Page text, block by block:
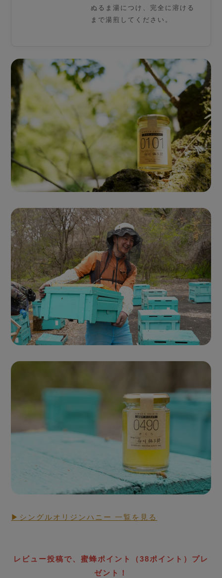
ぬるま湯につけ、完全に溶ける
まで湯煎してください。
Single Origin Pure Honey
シングルオリジンハニー
とは
ハニーハンターが
買い付けした「新蜜」
RAW HONEY STORY
ローハニー
▶シングルオリジンハニー 一覧を見る
レビュー投稿で、蜜蜂ポイント（38ポイント）プレ
ゼント！